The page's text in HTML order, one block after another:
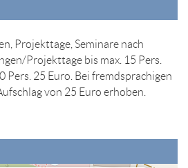
Projekttage, Seminare nach
Projekttage bis max. 15 Pers.
Pers. 25 Euro. Bei fremdsprachigen
von 25 Euro erhoben.